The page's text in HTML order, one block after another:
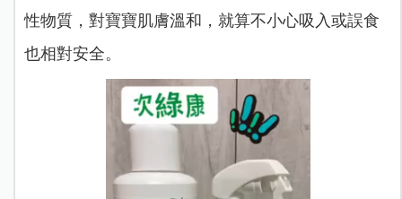
性物質，對寶寶肌膚溫和，就算不小心吸入或誤食
也相對安全。